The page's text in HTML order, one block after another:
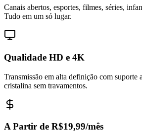
Canais abertos, esportes, filmes, séries,
Tudo em um só lugar.
Qualidade HD e 4K
Transmissão em alta definição com
cristalina sem travamentos.
A Partir de R$19,99/mês